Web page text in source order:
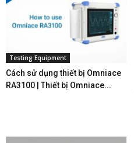
Testing Equipment
Cách sử dụng thiết bị Omniace
RA3100 | Thiết bị Omniace...